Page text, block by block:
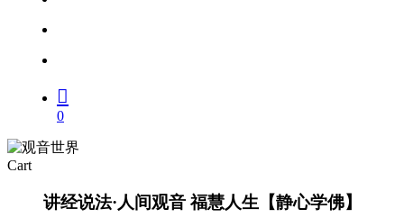
0
CartClose
讲经说法·人间观音 福慧人生【静心学佛】